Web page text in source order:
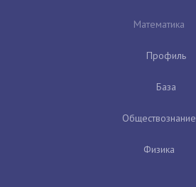
Математика
Профиль
База
Обществознание
Физика